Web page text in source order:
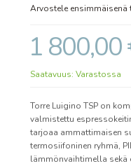
Arvostele ensimmäisenä
1 800,00
Saatavuus: Varastossa
Torre Luigino TSP on
valmistettu
tarjoaa ammattimaisen
termosiifoninen ryhmä,
lämmönvaihtimella sekä